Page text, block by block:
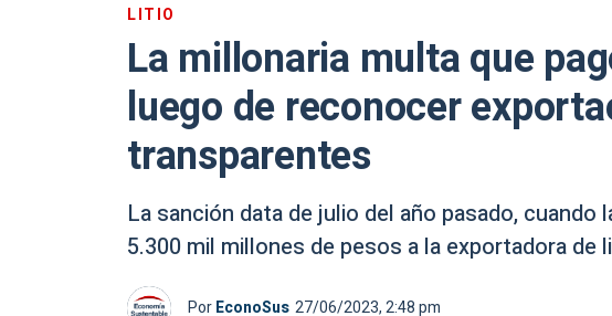
LITIO
La millonaria multa que
luego de reconocer
transparentes
La sanción data de julio del año pasado, cuando
5.300 mil millones de pesos a la exportadora de
PorEconoSus 27/06/2023, 2:48 pm